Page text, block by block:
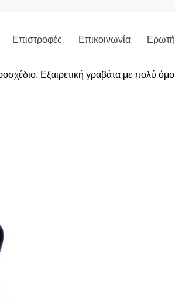
Επιστροφές Επικοινωνία
Εξαιρετική γραβάτα με πολύ